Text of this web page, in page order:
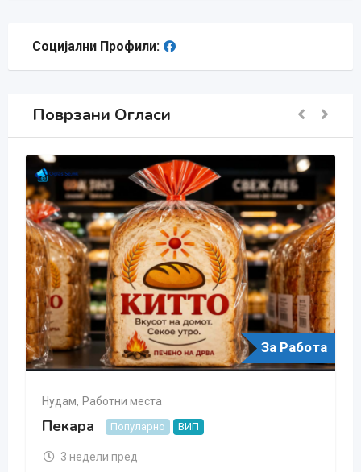
Социјални Профили:
Поврзани Огласи
За Работа
Барам Работни места
Baram Rabota kako Dostavuvac
Популарно